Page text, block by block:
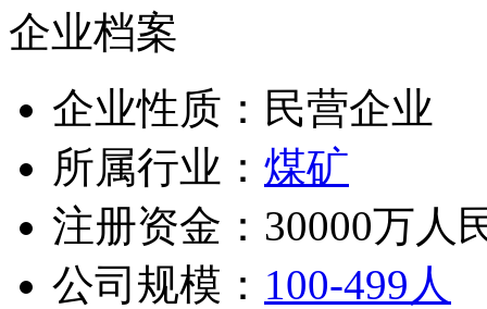
企业档案
企业性质：民营企业
所属行业： 煤矿
注册资金：30000万人
公司规模： 100-499人